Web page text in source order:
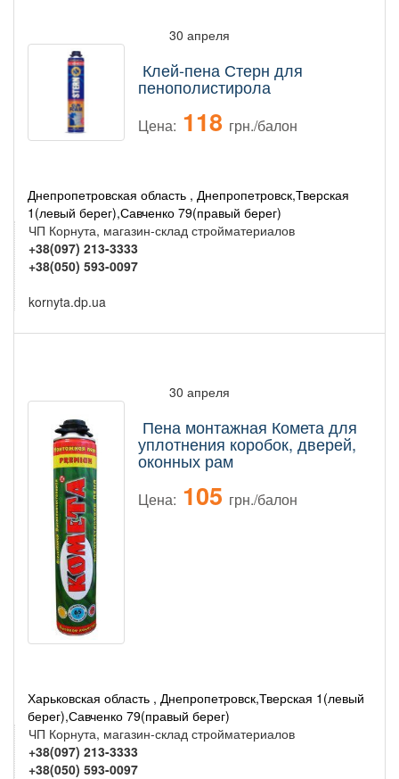
30 апреля
Клей-пена Стерн для
пенополистирола
Цена: 118 грн./балон
Днепропетровская область , Днепропетровск,Тверская
1(левый берег),Савченко 79(правый берег)
ЧП Корнута, магазин-склад стройматериалов
+38(097) 213-3333
+38(050) 593-0097
kornyta.dp.ua
30 апреля
Пена монтажная Комета для
уплотнения коробок, дверей,
оконных рам
Цена: 105 грн./балон
Харьковская область , Днепропетровск,Тверская 1(левый
берег),Савченко 79(правый берег)
ЧП Корнута, магазин-склад стройматериалов
+38(097) 213-3333
+38(050) 593-0097